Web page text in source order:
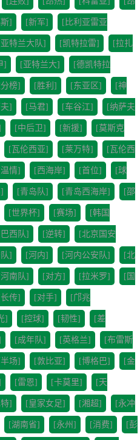
] [新军] [比利亚雷亚
特兰大队] [凯特拉雷] [拉扎
] [亚特兰大] [德凯特拉
榜] [胜利] [东亚区] [神
] [马君] [车谷江] [纳萨夫
[中后卫] [新援] [莫斯克
[瓦伦西亚] [莱万特] [瓦伦西
情] [西海岸] [首位] [球
[青岛队] [青岛西海岸] [邵
[世界杯] [赛场] [韩国
西队] [逆转] [北京国安
] [河内] [河内公安队] [北
南队] [对方] [拉米罗] [国
传] [对手] [邝兆
] [控球] [韧性] [差
[成年队] [英格兰] [布雷斯
场] [敦比亚] [博格巴] [金
[雷恩] [卡莫里] [天
] [皇家女足] [湘超] [永冲
[湖南省] [永州] [消费] [彭